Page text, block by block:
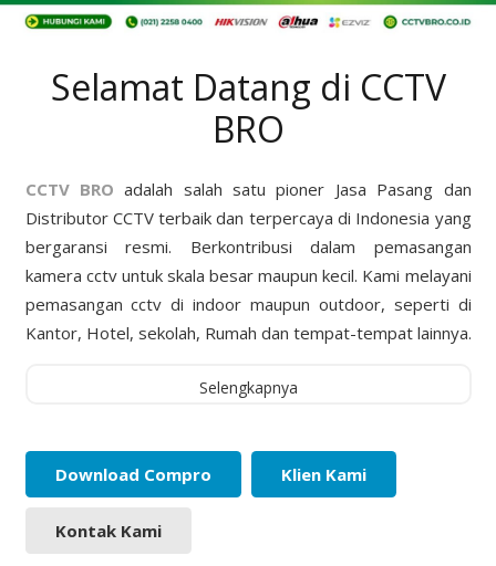
Selamat Datang di CCTV
BRO
CCTV BRO adalah salah satu pioner Jasa Pasang dan
Distributor CCTV terbaik dan terpercaya di Indonesia yang
bergaransi resmi. Berkontribusi dalam pemasangan
kamera cctv untuk skala besar maupun kecil. Kami melayani
pemasangan cctv di indoor maupun outdoor, seperti di
Kantor, Hotel, sekolah, Rumah dan tempat-tempat lainnya.
Selengkapnya
Download Compro Klien Kami
Kontak Kami